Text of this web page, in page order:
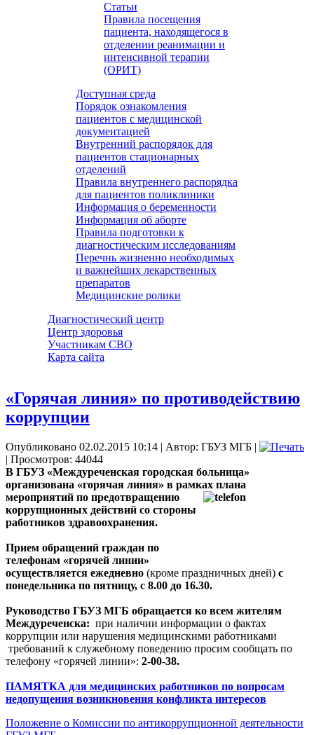
Статьи
Правила посещения
пациента, находящегося в
отделении реанимации и
интенсивной терапии
(ОРИТ)
Доступная среда
Порядок ознакомления
пациентов с медицинской
документацией
Внутренний распорядок для
пациентов стационарных
отделений
Правила внутреннего распорядка
для пациентов поликлиники
Информация о беременности
Информация об аборте
Правила подготовки к
диагностическим исследованиям
Перечнь жизненно необходимых
и важнейших лекарственных
препаратов
Медицинские ролики
Диагностический центр
Центр здоровья
Участникам СВО
Карта сайта
«Горячая линия» по противодействию
коррупции
Опубликовано 02.02.2015 10:14 | Автор: ГБУЗ МГБ |
| Просмотров: 44044
В ГБУЗ «Междуреченская городская больница»
организована «горячая линия» в рамках плана
мероприятий по предотвращению
коррупционных действий со стороны
работников здравоохранения.
Прием обращений граждан по
телефонам «горячей линии»
осуществляется ежедневно (кроме праздничных дней) с
понедельника по пятницу, с 8.00 до 16.30.
Руководство ГБУЗ МГБ обращается ко всем жителям
Междуреченска: при наличии информации о фактах
коррупции или нарушения медицинскими работниками
требований к служебному поведению просим сообщать по
телефону «горячей линии»: 2-00-38.
ПАМЯТКА для медицинских работников по вопросам
недопущения возникновения конфликта интересов
Положение о Комиссии по антикоррупционной деятельности